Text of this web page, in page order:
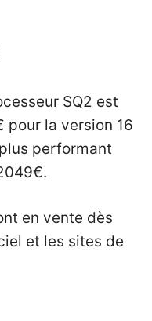
SQ2 est
la version 16
performant
en vente dès
et les sites de